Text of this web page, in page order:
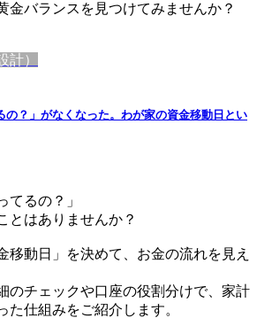
金バランスを見つけてみませんか？
計）
の？」がなくなった。わが家の資金移動日とい
てるの？」
とはありませんか？
移動日」を決めて、お金の流れを見え
のチェックや口座の役割分けで、家計
た仕組みをご紹介します。